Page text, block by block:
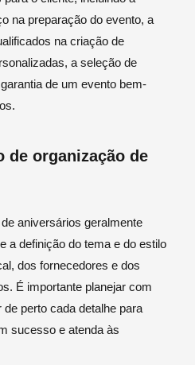
na preparação do evento, a
na criação de
a seleção de
de um evento bem-
de organização de
aniversários geralmente
a definição do tema e do estilo
dos fornecedores e dos
É importante planejar com
perto cada detalhe para
sucesso e atenda às